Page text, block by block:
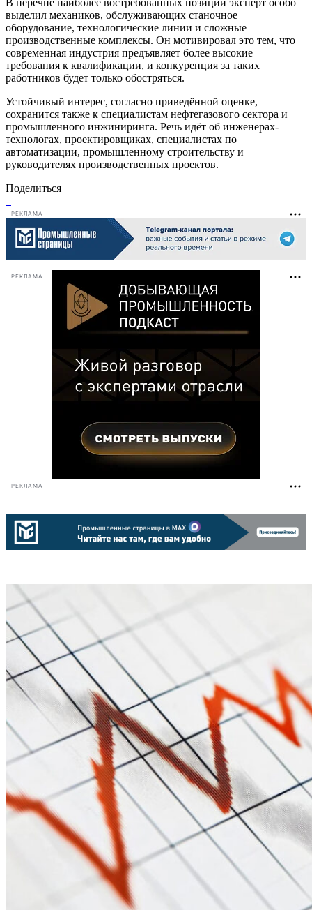
выделил механиков, обслуживающих станочное
оборудование, технологические линии и сложные
производственные комплексы. Он мотивировал это тем, что
современная индустрия предъявляет более высокие
требования к квалификации, и конкуренция за таких
работников будет только обостряться.
Устойчивый интерес, согласно приведённой оценке,
сохранится также к специалистам нефтегазового сектора и
промышленного инжиниринга. Речь идёт об инженерах-
технологах, проектировщиках, специалистах по
автоматизации, промышленному строительству и
руководителях производственных проектов.
Поделиться
РЕКЛАМА
РЕКЛАМА
РЕКЛАМА